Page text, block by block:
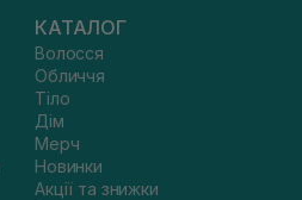
КАТАЛОГ
Волосся
Обличчя
Тіло
Дім
Мерч
Новинки
Акції та знижки